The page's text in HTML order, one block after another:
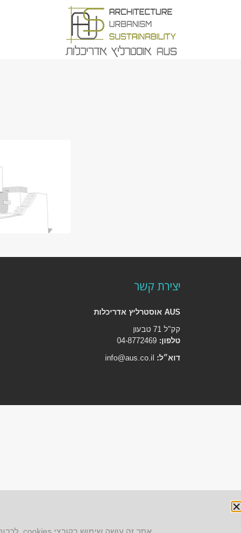
יצירת קשר
AUS אוסטרליץ אדריכלות
קק"ל 71 טבעון
טלפון:
דוא״ל: info@aus.co.il